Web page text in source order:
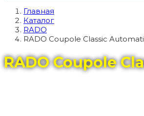
Главная
Каталог
RADO
RADO Coupole Classic
RADO Coupole